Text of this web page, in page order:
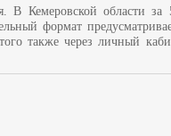
В Кемеровской области
формат
также через личный